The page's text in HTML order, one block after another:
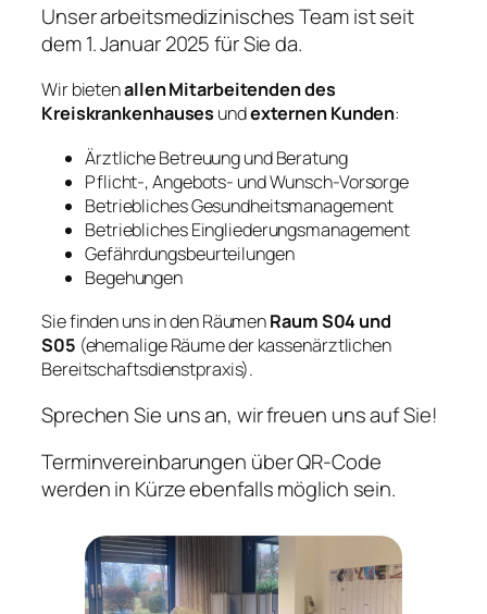
Unser arbeitsmedizinisches Team ist seit
dem 1. Januar 2025 für Sie da.
Wir bietenallen Mitarbeitenden des
Kreiskrankenhauses undexternen Kunden:
Ärztliche Betreuung und Beratung
Pflicht-, Angebots- und Wunsch-Vorsorge
Betriebliches Gesundheitsmanagement
Betriebliches Eingliederungsmanagement
Gefährdungsbeurteilungen
Begehungen
Sie finden uns in den RäumenRaum S04 und
S05 (ehemalige Räume der kassenärztlichen
Bereitschaftsdienstpraxis).
Sprechen Sie uns an, wir freuen uns auf Sie!
Terminvereinbarungen über QR-Code
werden in Kürze ebenfalls möglich sein.